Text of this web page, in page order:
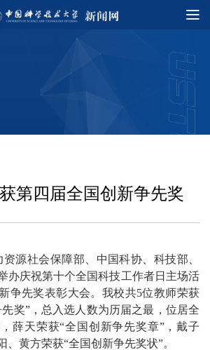
第四届全国创新争先奖
资源社会保障部、中国科协、科技部、
办庆祝第十个全国科技工作者日主场活
争先奖表彰大会。我校共5位教师荣获
奖”，总入选人数为历届之最，位居全
薛天荣获“全国创新争先奖章”，戴子
、黄方荣获“全国创新争先奖状”。